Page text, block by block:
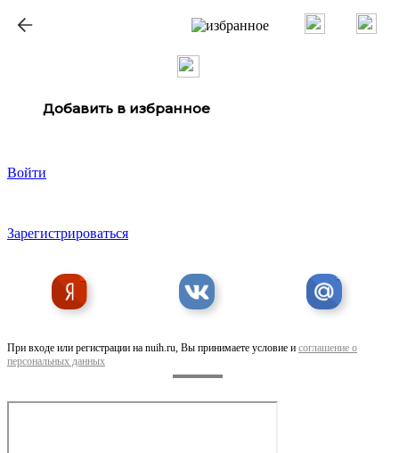
Добавить в избранное
Войти
Зарегистрироваться
При входе или регистрации на nuih.ru, Вы принимаете условие и соглашение о
персональных данных